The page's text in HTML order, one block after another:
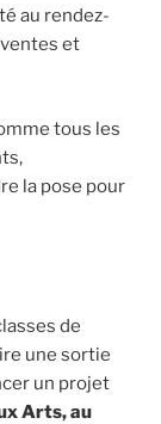
au rendez-
et
tous les
la pose pour
de
une sortie
un projet
Arts, au